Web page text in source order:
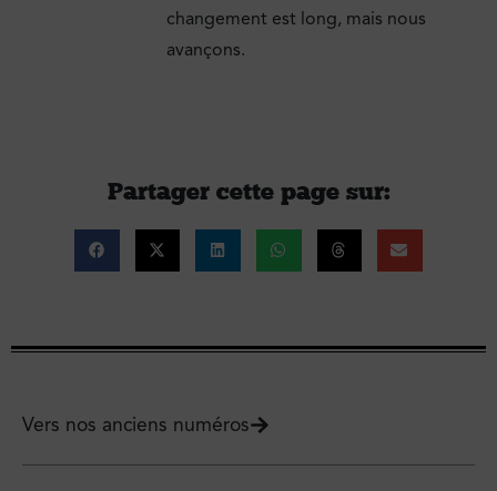
changement est long, mais nous
avançons.
Partager cette page sur :
Vers nos anciens numéros